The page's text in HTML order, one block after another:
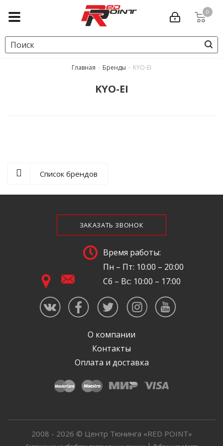
0
Главная - Бренды - KYO-EI
KYO-EI
Список брендов
ЗАКАЗАТЬ ЗВОНОК
Время работы:
Пн – Пт: 10:00 – 20:00
Сб – Вс: 10:00 – 17:00
О компании
Контакты
Оплата и доставка
2008 - 2026 © Центр Тюнинга «RED POINT»